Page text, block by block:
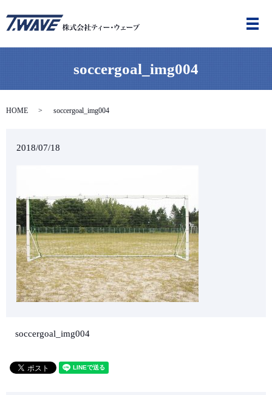
メ
soccergoal_img004
HOME soccergoal_img004
2018/07/18
soccergoal_img004